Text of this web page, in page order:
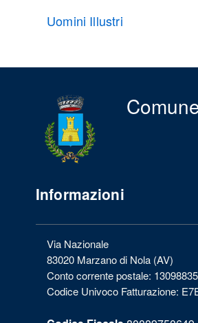
Uomini Illustri
Informazioni
Via Nazionale
83020 Marzano di Nola (AV)
Conto corrente postale: 13098835
Codice Univoco Fatturazione: